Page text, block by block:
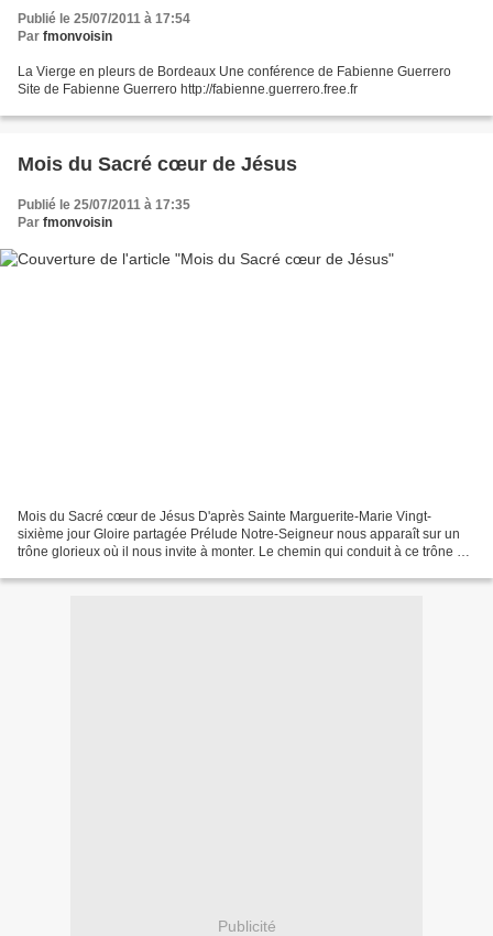
Publié le 25/07/2011 à 17:54
Par fmonvoisin
La Vierge en pleurs de Bordeaux Une conférence de Fabienne Guerrero
Site de Fabienne Guerrero http://fabienne.guerrero.free.fr
Mois du Sacré cœur de Jésus
Publié le 25/07/2011 à 17:35
Par fmonvoisin
Mois du Sacré cœur de Jésus D'après Sainte Marguerite-Marie Vingt-
sixième jour Gloire partagée Prélude Notre-Seigneur nous apparaît sur un
trône glorieux où il nous invite à monter. Le chemin qui conduit à ce trône et
Publicité